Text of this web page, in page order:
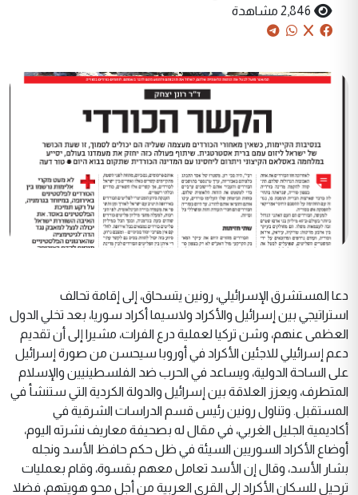
2,846 مشاهدة
دعا المستشرق الإسرائيلي، رونين يتسحاق، إلى إقامة تحالف
استراتيجي بين إسرائيل والأكراد ولاسيما أكراد سوريا، بعد تخلي الدول
العظمى عنهم، وشن تركيا لعملية درع الفرات، مشيرا إلى أن تقديم
دعم إسرائيلي للاجئين الأكراد في أوروبا سيحسن من صورة إسرائيل
على الساحة الدولية، ويساعد في الحرب ضد الفلسطينيين والإسلام
المتطرف، ويعزز العلاقة بين إسرائيل والدولة الكردية التي ستنشأ في
المستقبل. وتناول رونين رئيس قسم الدراسات الشرقية في
أكاديمية الجليل الغربي، في مقال له بصحيفة معاريف نشرته اليوم،
أوضاع الأكراد السوريين السيئة في ظل حكم حافظ الأسد ونجله
بشار الأسد، وقال إن الأسد تعامل معهم بقسوة، وقام بعمليات
ترحيل للسكان الأكراد إلى القرى العربية من أجل محو هويتهم، فضلا